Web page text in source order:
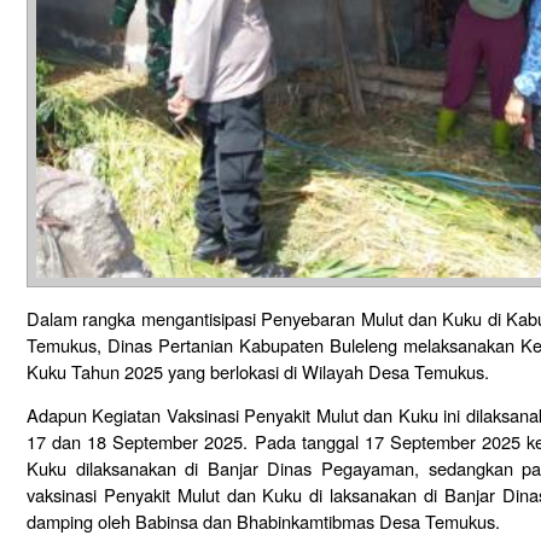
Dalam rangka mengantisipasi Penyebaran Mulut dan Kuku di
Temukus, Dinas Pertanian Kabupaten Buleleng melaksanakan
Kuku Tahun 2025 yang berlokasi di Wilayah Desa Temukus.
Adapun Kegiatan Vaksinasi Penyakit Mulut dan Kuku ini
17 dan 18 September 2025. Pada tanggal 17 September 2025
Kuku dilaksanakan di Banjar Dinas Pegayaman, sedangkan
vaksinasi Penyakit Mulut dan Kuku di laksanakan di Banjar
damping oleh Babinsa dan Bhabinkamtibmas Desa Temukus.